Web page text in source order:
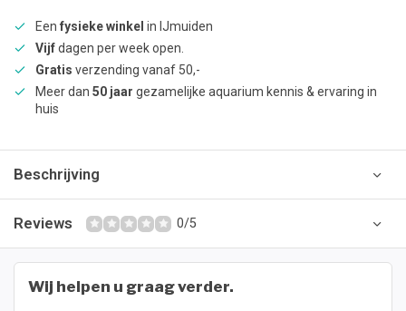
Een fysieke winkel in IJmuiden
Vijfdagen per week open.
Gratis verzending vanaf 50,-
Meer dan 50 jaar gezamelijke aquarium kennis & ervaring in
huis
Beschrijving
Reviews 0/5
Wij helpen u graag verder.